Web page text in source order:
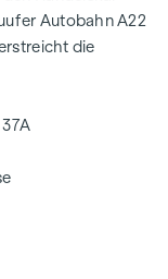
Autobahn A22
die